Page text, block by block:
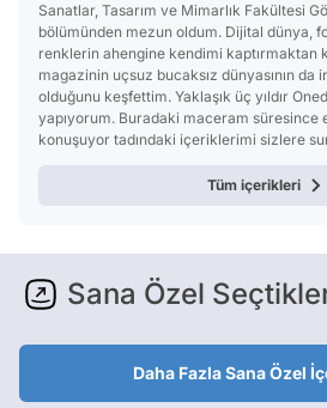
Sanatlar, Tasarım ve Mimarlık Fakültesi
bölümünden mezun oldum. Dijital dünya,
renklerin ahengine kendimi kaptırmaktan
magazinin uçsuz bucaksız dünyasının da
olduğunu keşfettim. Yaklaşık üç yıldır
yapıyorum. Buradaki maceram süresince
konuşuyor tadındaki içeriklerimi sizlere
Tüm içerikleri
Sana Özel
Daha Fazla Sana Özel